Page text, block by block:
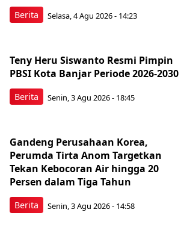
Berita Selasa, 4 Agu 2026 - 14:23
Berita
Teny Heru Siswanto Resmi Pimpin
PBSI Kota Banjar Periode 2026-2030
Senin, 3 Agu 2026 - 18:45
Berita
Gandeng Perusahaan Korea,
Perumda Tirta Anom Targetkan
Tekan Kebocoran Air hingga 20
Persen dalam Tiga Tahun
Senin, 3 Agu 2026 - 14:58